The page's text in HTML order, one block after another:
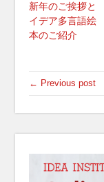
新年のご挨拶と
イデア多言語絵
本のご紹介
← Previous post